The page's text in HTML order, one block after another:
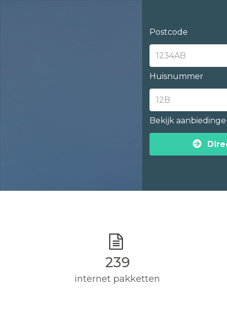
Postcode
Huisnummer
Bekijk
240
internet pakketten